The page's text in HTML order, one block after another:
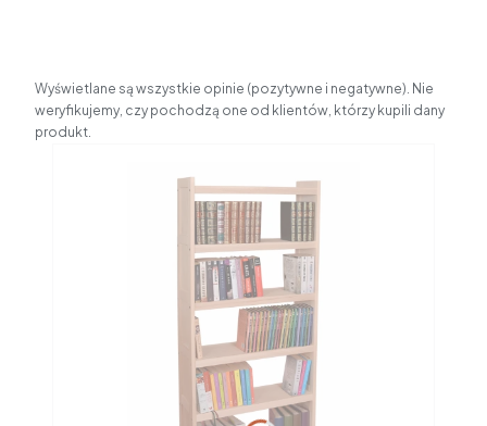
Wyświetlane są wszystkie opinie (pozytywne i negatywne). Nie
weryfikujemy, czy pochodzą one od klientów, którzy kupili dany
produkt.